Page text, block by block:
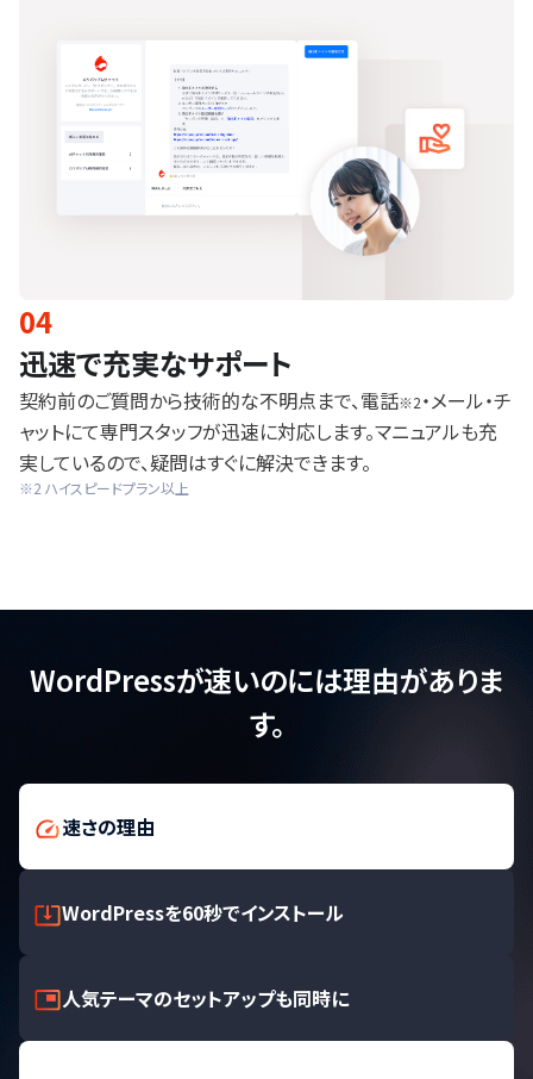
04
迅速で充実なサポート
契約前のご質問から技術的な不明点まで、電話※2・メール・チ
ャットにて専門スタッフが迅速に対応します。マニュアルも充
実しているので、疑問はすぐに解決できます。
※2 ハイスピードプラン以上
WordPressが速いのには理由がありま
す。
速さの理由
WordPressを60秒でインストール
人気テーマのセットアップも同時に